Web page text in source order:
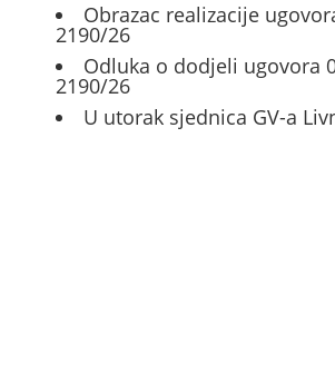
Obrazac realizacije
2190/26
Odluka o dodjeli ugovora
2190/26
U utorak sjednica GV-a